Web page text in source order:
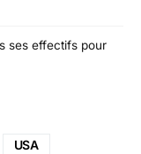
ses effectifs pour
USA